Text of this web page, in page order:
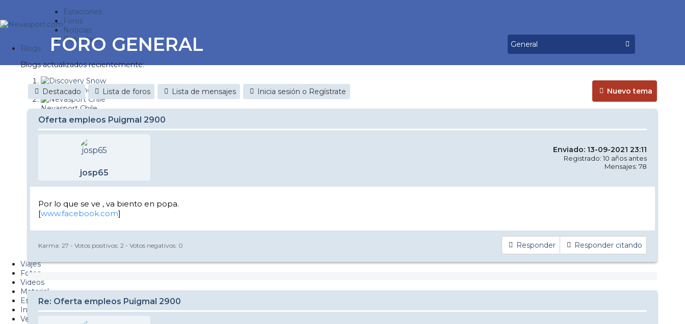
Estaciones
Foros
Noticias
Reportajes
Blogs
Blogs actualizados recientemente:
Discovery Snow
Nevasport Chile
Esquiaryviajar.com
nevasport blog
Diario de un friki
Revista NIX
Viajes
Fotos
Videos
Material
Esquí Pro
Infonieve
Verano
FORO GENERAL
Nuevo tema
Destacado Lista de foros Lista de mensajes Inicia sesión o Regístrate
Oferta empleos Puigmal 2900
josp65
Enviado: 13-09-2021 23:11
Registrado: 10 años antes
Mensajes: 78
Por lo que se ve , va biento en popa.
[www.facebook.com]
Responder Responder citando
Karma: 27 - Votos positivos: 2 - Votos negativos: 0
Re: Oferta empleos Puigmal 2900